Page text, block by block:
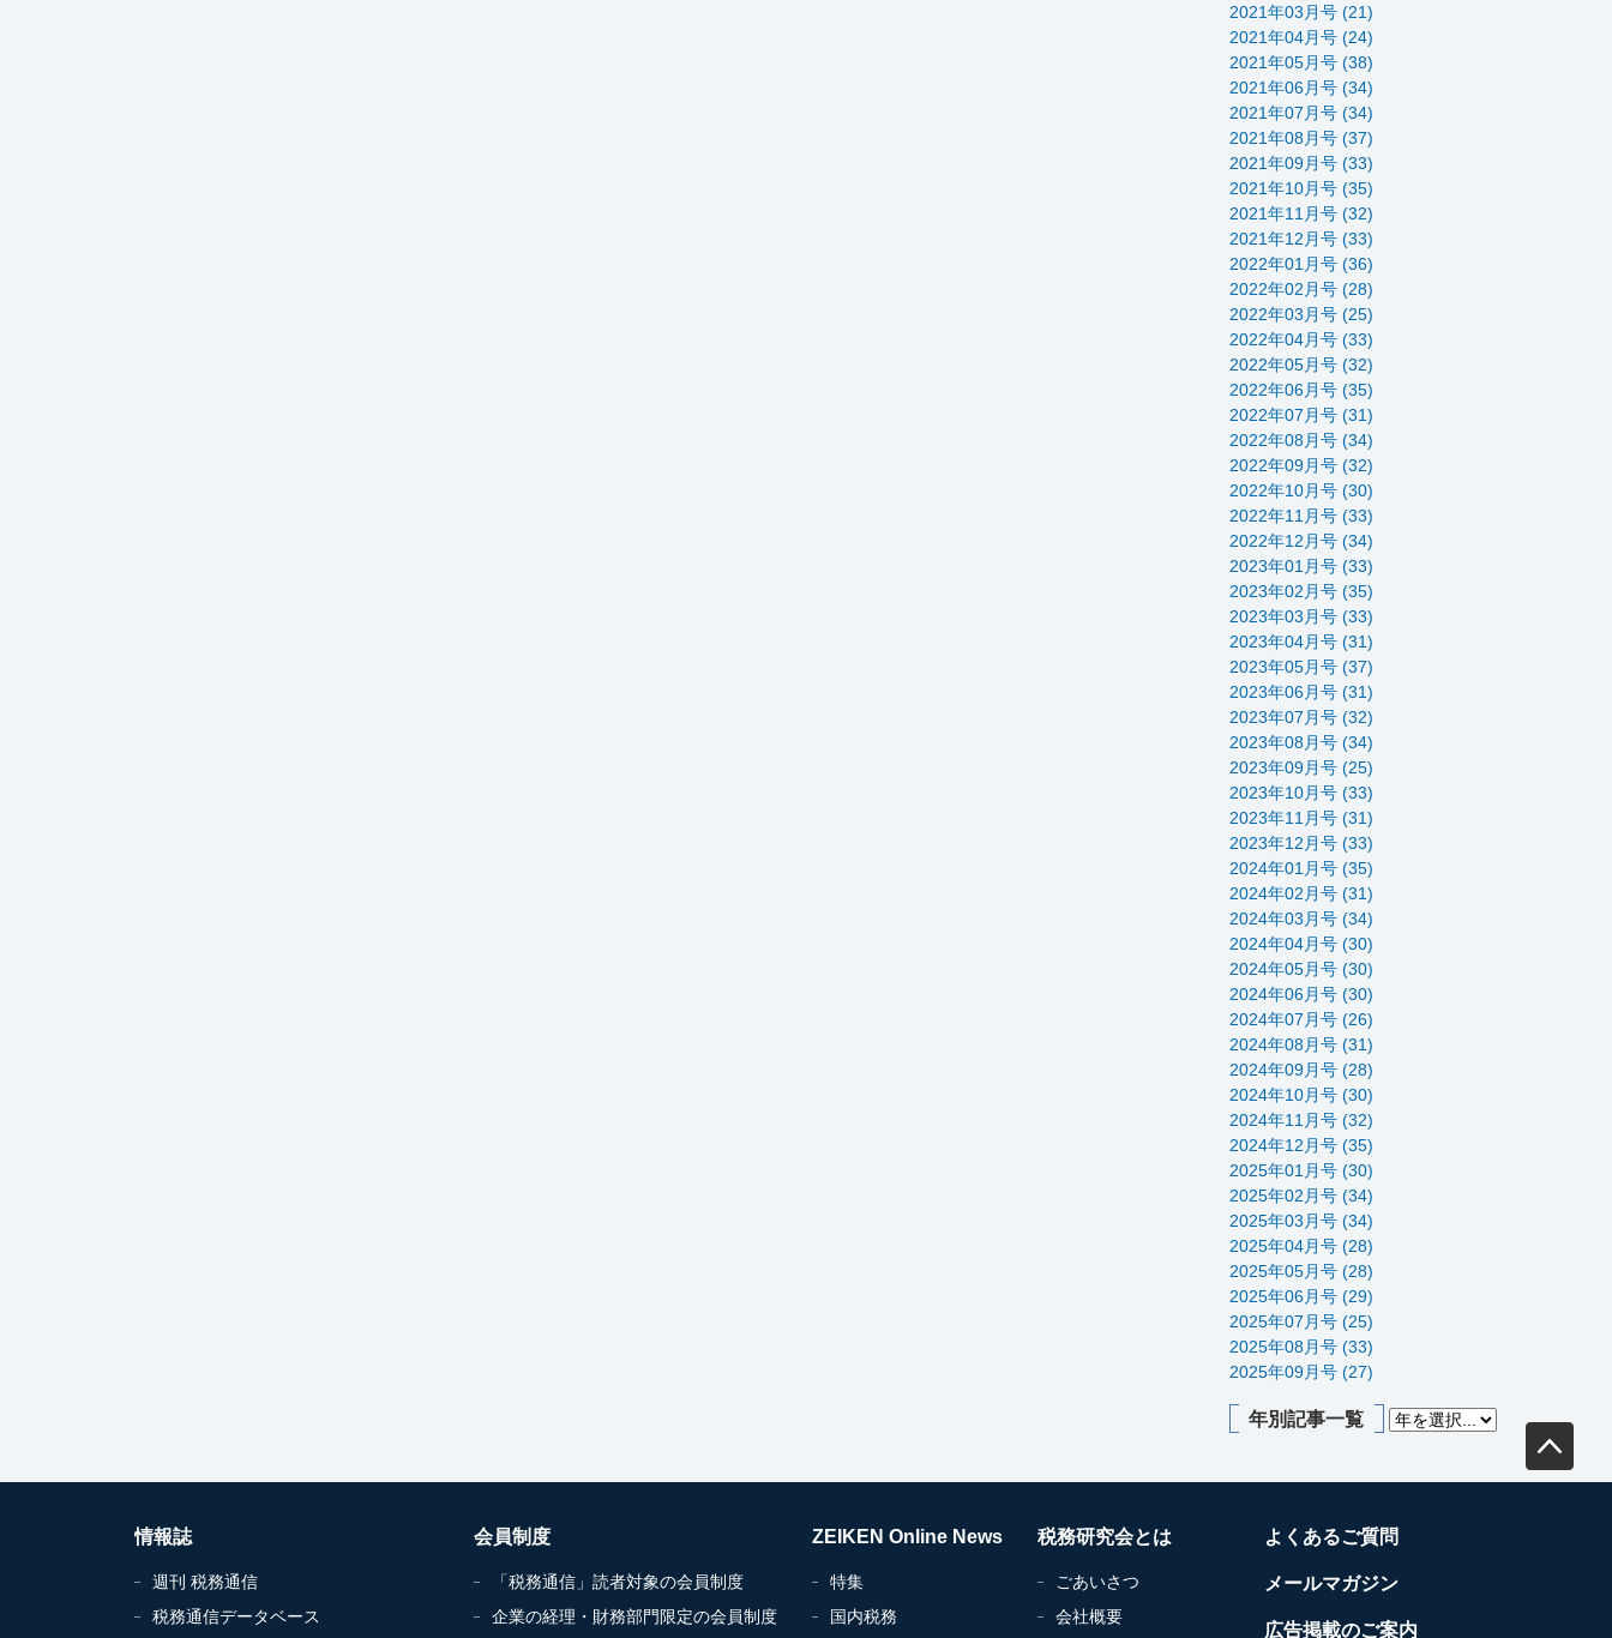
2021年03月号 (21)
2021年04月号 (24)
2021年05月号 (38)
2021年06月号 (34)
2021年07月号 (34)
2021年08月号 (37)
2021年09月号 (33)
2021年10月号 (35)
2021年11月号 (32)
2021年12月号 (33)
2022年01月号 (36)
2022年02月号 (28)
2022年03月号 (25)
2022年04月号 (33)
2022年05月号 (32)
2022年06月号 (35)
2022年07月号 (31)
2022年08月号 (34)
2022年09月号 (32)
2022年10月号 (30)
2022年11月号 (33)
2022年12月号 (34)
2023年01月号 (33)
2023年02月号 (35)
2023年03月号 (33)
2023年04月号 (31)
2023年05月号 (37)
2023年06月号 (31)
2023年07月号 (32)
2023年08月号 (34)
2023年09月号 (25)
2023年10月号 (33)
2023年11月号 (31)
2023年12月号 (33)
2024年01月号 (35)
2024年02月号 (31)
2024年03月号 (34)
2024年04月号 (30)
2024年05月号 (30)
2024年06月号 (30)
2024年07月号 (26)
2024年08月号 (31)
2024年09月号 (28)
2024年10月号 (30)
2024年11月号 (32)
2024年12月号 (35)
2025年01月号 (30)
2025年02月号 (34)
2025年03月号 (34)
2025年04月号 (28)
2025年05月号 (28)
2025年06月号 (29)
2025年07月号 (25)
2025年08月号 (33)
2025年09月号 (27)
年別記事一覧
情報誌
週刊 税務通信
税務通信データベース
会員制度
「税務通信」読者対象の会員制度
企業の経理・財務部門限定の会員制度
ZEIKEN Online News
特集
国内税務
税務研究会とは
ごあいさつ
会社概要
よくあるご質問
メールマガジン
広告掲載のご案内